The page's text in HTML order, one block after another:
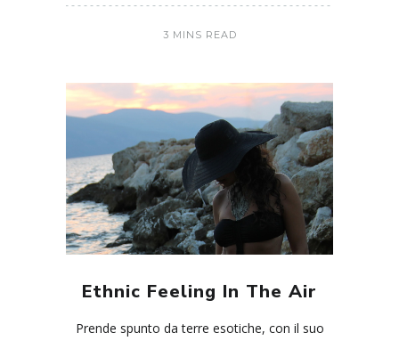
3 MINS READ
Ethnic Feeling In The Air
Prende spunto da terre esotiche, con il suo